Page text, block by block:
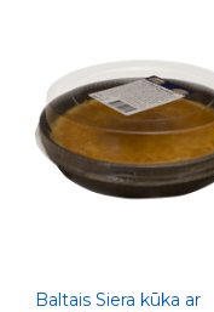
Baltais Siera kūka ar